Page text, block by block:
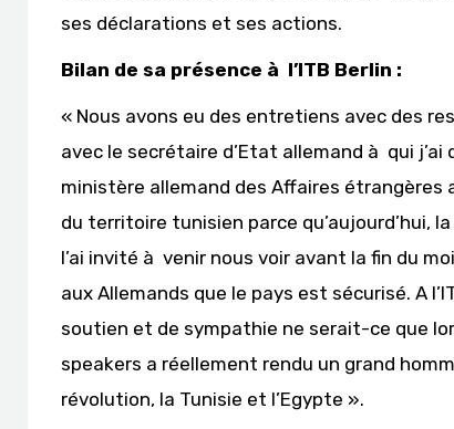
ses déclarations et ses actions.
Bilan de sa présence à l’ITB Berlin :
« Nous avons eu des entretiens avec des
avec le secrétaire d’Etat allemand à qui
ministère allemand des Affaires étrangères
du territoire tunisien parce qu’aujourd’hui,
l’ai invité à venir nous voir avant la fin du
aux Allemands que le pays est sécurisé. A
soutien et de sympathie ne serait-ce que
speakers a réellement rendu un grand
révolution, la Tunisie et l’Egypte ».